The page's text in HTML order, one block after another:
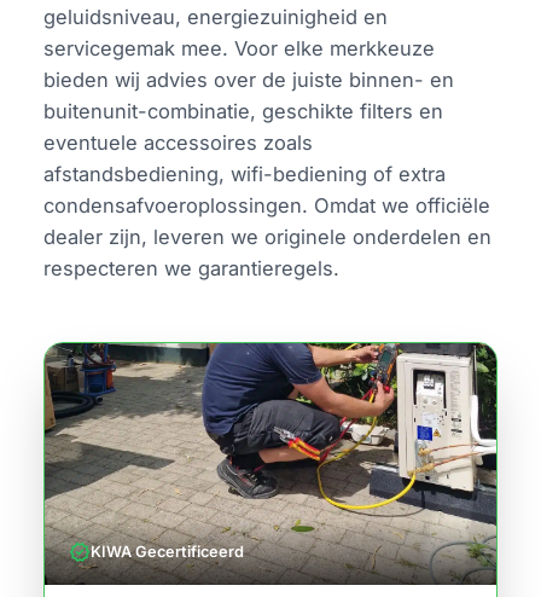
geluidsniveau, energiezuinigheid en
servicegemak mee. Voor elke merkkeuze
bieden wij advies over de juiste binnen- en
buitenunit-combinatie, geschikte filters en
eventuele accessoires zoals
afstandsbediening, wifi-bediening of extra
condensafvoeroplossingen. Omdat we officiële
dealer zijn, leveren we originele onderdelen en
respecteren we garantieregels.
verifiedKIWA Gecertificeerd